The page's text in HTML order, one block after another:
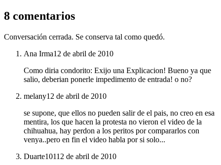
8 comentarios
Conversación cerrada. Se conserva tal como quedó.
Ana Irma12 de abril de 2010
Como diria condorito: Exijo una Explicacion! Bueno ya que
salio, deberian ponerle impedimento de entrada! o no?
melany12 de abril de 2010
se supone, que ellos no pueden salir de el pais, no creo en esa
mentira, los que hacen la protesta no vieron el video de la
chihuahua, hay perdon a los peritos por compararlos con
venya..pero en fin el video habla por si solo...
Duarte10112 de abril de 2010